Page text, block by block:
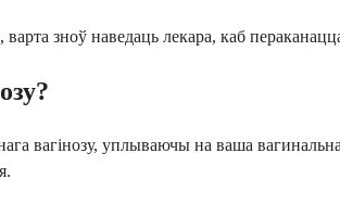
варта зноў наведаць лекара, каб
вагінозу, уплываючы на ​​ваша